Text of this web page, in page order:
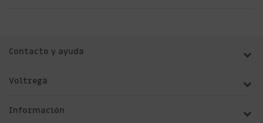
Contacto y ayuda
Voltregà
Información